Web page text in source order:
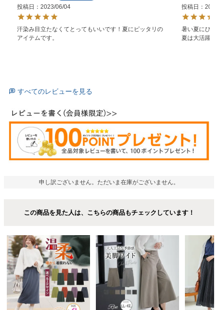
投稿日
2023/06/04
汗染み目立たなくてとってもいいです！夏にピッタリの
アイテムです。
投稿日
暑い夏にぴ
夏は大活躍で
すべてのレビューを見る
申し訳ございません。ただいま在庫がございません。
この商品を見た人は、こちらの商品もチェックしています！